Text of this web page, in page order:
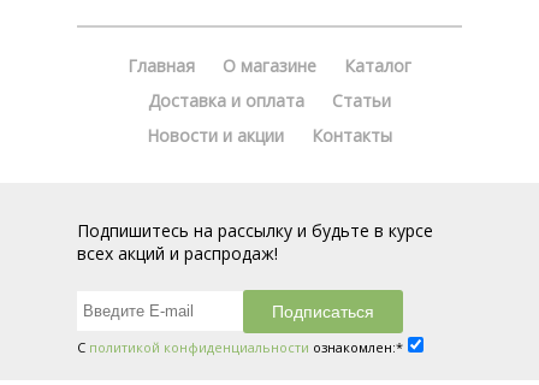
Главная О магазине
Каталог
Доставка и оплата
Статьи
Новости и акции
Контакты
Подпишитесь на рассылку и будьте в курсе
всех акций и распродаж!
С политикой конфиденциальности ознакомлен:*